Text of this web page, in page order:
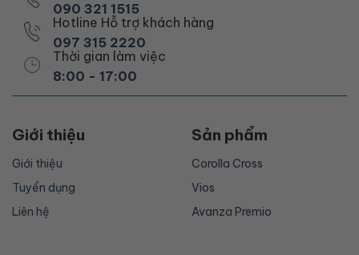
090 321 1515
Hotline Hỗ trợ khách hàng
097 315 2220
Thời gian làm việc
8:00 - 17:00
Giới thiệu
Giới thiệu
Tuyển dụng
Liên hệ
Sản phẩm
Corolla Cross
Vios
Avanza Premio